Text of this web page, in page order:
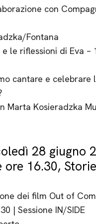
con
Fontana
le riflessioni di Eva –
cantare e
Marta Kosieradzka
28 giugno
ore 16.30,
dei film Out of
| Sessione IN/SIDE